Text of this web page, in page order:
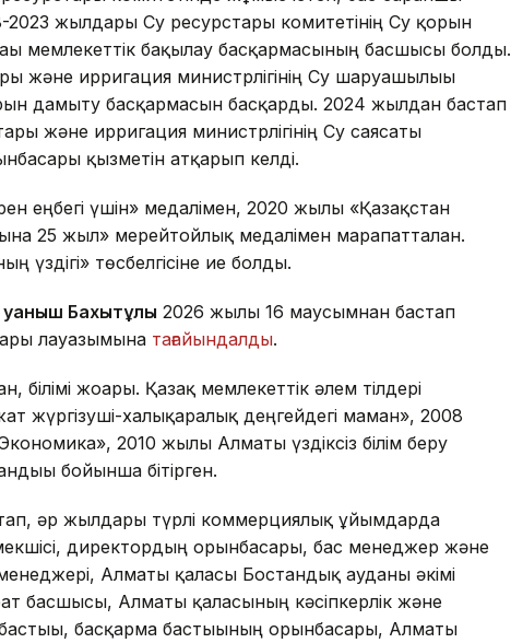
2023 жылдары Су ресурстары комитетінің Су қорын
мемлекеттік бақылау басқармасының басшысы болды.
және ирригация министрлігінің Су шаруашылығы
дамыту басқармасын басқарды. 2024 жылдан бастап
және ирригация министрлігінің Су саясаты
қызметін атқарып келді.
еңбегі үшін» медалімен, 2020 жылы «Қазақстан
25 жыл» мерейтойлық медалімен марапатталған.
төсбелгісіне ие болды.
Қуаныш Бахытұлы 2026 жылғы 16 маусымнан бастап
лауазымына тағайындалды.
жоғары. Қазақ мемлекеттік әлем тілдері
жүргізуші-халықаралық деңгейдегі маман», 2008
2010 жылы Алматы үздіксіз білім беру
бойынша бітірген.
әр жылдары түрлі коммерциялық ұйымдарда
директордың орынбасары, бас менеджер және
Алматы қаласы Бостандық ауданы әкімі
басшысы, Алматы қаласының кәсіпкерлік және
басқарма бастығының орынбасары, Алматы